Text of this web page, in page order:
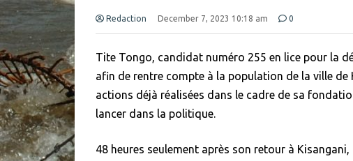
Redaction December 7, 2023 10:18 am 0
Tite Tongo, candidat numéro 255 en lice pour la
afin de rentre compte à la population de la ville
actions déjà réalisées dans le cadre de sa
lancer dans la politique.
48 heures seulement après son retour à